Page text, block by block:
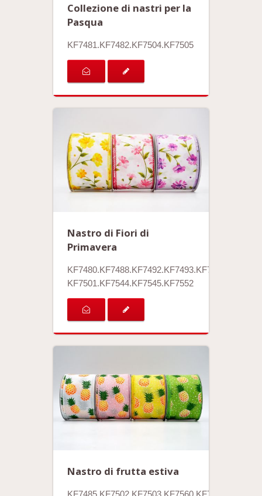
Collezione di nastri per la
Pasqua
KF7481.KF7482.KF7504.KF7505
Nastro di Fiori di
Primavera
KF7480.KF7488.KF7492.KF7493.KF7494.
KF7501.KF7544.KF7545.KF7552
Nastro di frutta estiva
KF7485.KF7502.KF7503.KF7560.KF7569.KF7570